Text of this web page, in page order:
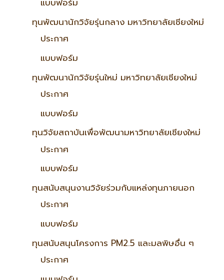
แบบฟอร์ม
ทุนพัฒนานักวิจัยรุ่นกลาง มหาวิทยาลัยเชียงใหม่
ประกาศ
แบบฟอร์ม
ทุนพัฒนานักวิจัยรุ่นใหม่ มหาวิทยาลัยเชียงใหม่
ประกาศ
แบบฟอร์ม
ทุนวิจัยสถาบันเพื่อพัฒนามหาวิทยาลัยเชียงใหม่
ประกาศ
แบบฟอร์ม
ทุนสนับสนุนงานวิจัยร่วมกับแหล่งทุนภายนอก
ประกาศ
แบบฟอร์ม
ทุนสนับสนุนโครงการ PM2.5 และมลพิษอื่น ๆ
ประกาศ